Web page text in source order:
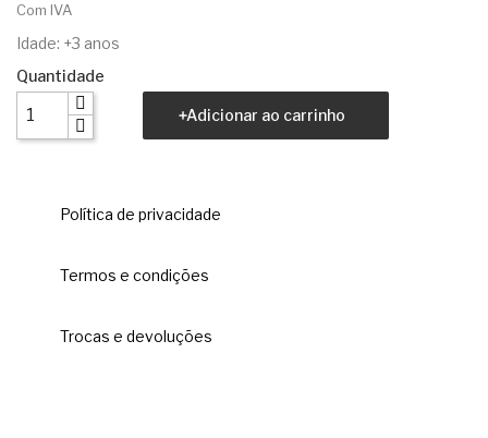
Com IVA
Idade: +3 anos
Quantidade
Adicionar ao carrinho
Política de privacidade
Termos e condições
Trocas e devoluções